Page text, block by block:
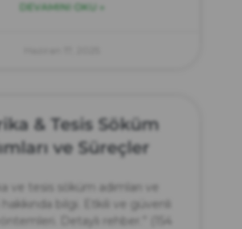
DEVAMINI OKU »
& Tesis Söküm
ve Süreçler
ve tesis söküm adımları ve
hakkında bilgi. Etkili ve güvenli
Detaylı rehber.” (154